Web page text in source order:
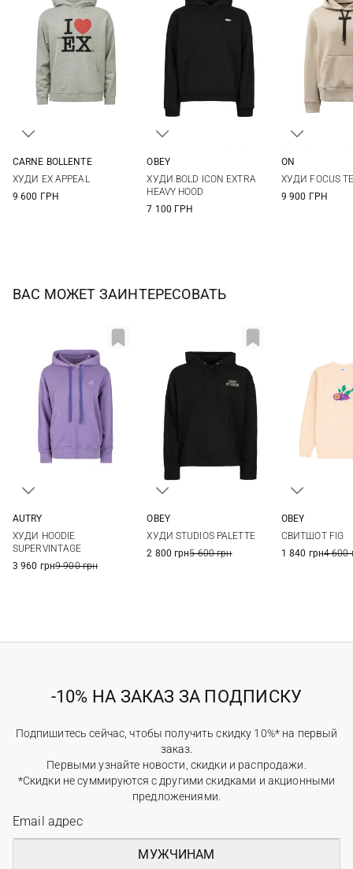
CARNE BOLLENTE
ХУДИ EX APPEAL
9 600 ГРН
XXL
OBEY
ХУДИ BOLD ICON EXTRA
HEAVY HOOD
7 100 ГРН
ON
ХУДИ FOCUS
9 900 ГРН
ВАС МОЖЕТ ЗАИНТЕРЕСОВАТЬ
XL
AUTRY
ХУДИ HOODIE
SUPERVINTAGE
3 960 грн9 900 грн
OBEY
ХУДИ STUDIOS PALETTE
2 800 грн5 600 грн
OBEY
СВИТШОТ FIG
1 840 грн4 600
-10% НА ЗАКАЗ ЗА ПОДПИСКУ
Подпишитесь сейчас, чтобы получить скидку 10%* на первый
заказ.
Первыми узнайте новости, скидки и распродажи.
*Скидки не суммируются с другими скидками и акционными
предложениями.
МУЖЧИНАМ